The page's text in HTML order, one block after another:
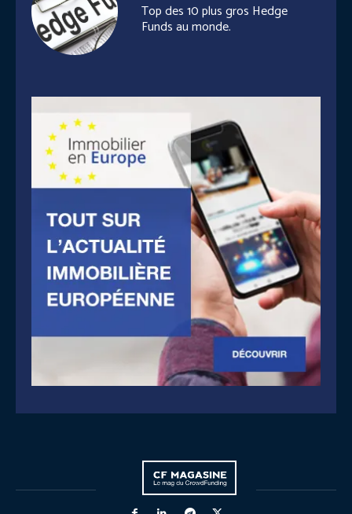
Top des 10 plus gros Hedge
Funds au monde.